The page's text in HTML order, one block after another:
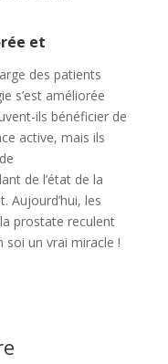
et
des patients
s’est améliorée
ils bénéficier de
active, mais ils
de l’état de la
Aujourd’hui, les
prostate reculent
soi un vrai miracle !